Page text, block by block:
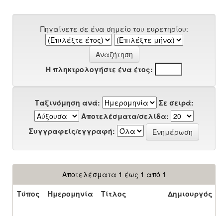
Πηγαίνετε σε ένα σημείο του ευρετηρίου:
Ή πληκτρολογήστε ένα έτος:
Ταξινόμηση ανά:
Σε σειρά:
Αποτελέσματα/σελίδα:
Συγγραφείς/εγγραφή:
Αποτελέσματα 1 έως 1 από 1
Τύπος
Ημερομηνία Τίτλος Δημιουργός